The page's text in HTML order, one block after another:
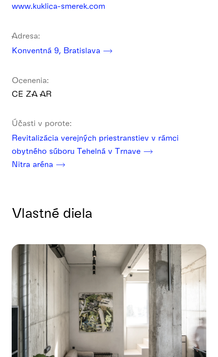
www.kuklica-smerek.com
Adresa:
Konventná 9, Bratislava
Ocenenia:
CE ZA AR
Účasti v porote:
Revitalizácia verejných priestranstiev v rámci
obytného súboru Tehelná v Trnave
Nitra aréna
Vlastné diela